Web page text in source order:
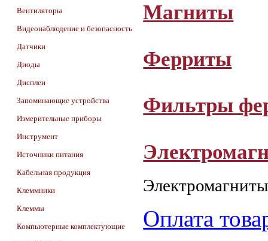
Вентиляторы
Видеонаблюдение и безопасность
Датчики
Диоды
Дисплеи
Запоминающие устройства
Измерительные приборы
Инструмент
Источники питания
Кабельная продукция
Клеммники
Клеммы
Компьютерные комплектующие
Магниты
Ферриты
Фильтры
Электромагниты
Оплата